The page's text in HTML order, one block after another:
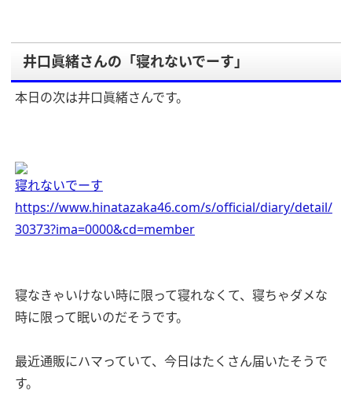
井口眞緒さんの「寝れないでーす」
本日の次は井口眞緒さんです。
寝れないでーす
https://www.hinatazaka46.com/s/official/diary/detail/
30373?ima=0000&cd=member
寝なきゃいけない時に限って寝れなくて、寝ちゃダメな
時に限って眠いのだそうです。
最近通販にハマっていて、今日はたくさん届いたそうで
す。